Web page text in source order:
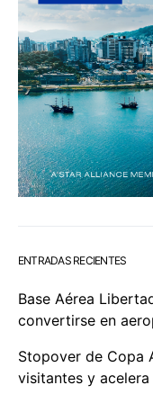
ENTRADAS RECIENTES
Base Aérea
convertirse en
Stopover de Copa
visitantes y